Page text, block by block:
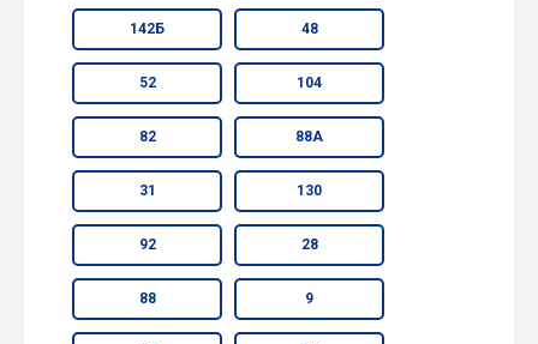
142Б 48
52 104
82 88А
31 130
92 28
88 9